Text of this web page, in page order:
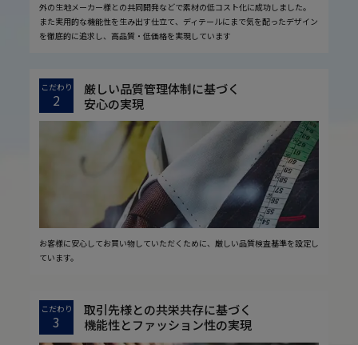
外の生地メーカー様との共同開発などで素材の低コスト化に成功しました。
また実用的な機能性を生み出す仕立て、ディテールにまで気を配ったデザイン
を徹底的に追求し、高品質・低価格を実現しています
こだわり
2
厳しい品質管理体制に基づく
安心の実現
お客様に安心してお買い物していただくために、厳しい品質検査基準を設定し
ています。
こだわり
3
取引先様との共栄共存に基づく
機能性とファッション性の実現